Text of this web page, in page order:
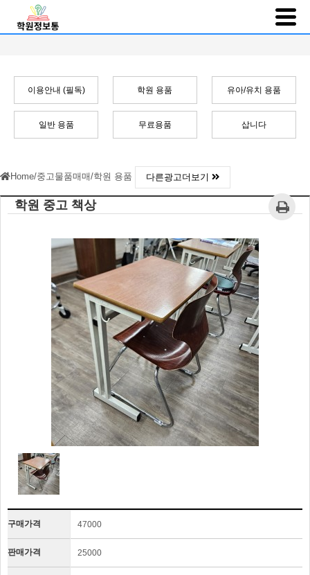
이용안내 (필독) 학원 용품 유아/유치 용품
일반 용품 무료용품 삽니다
Home/중고물품매매/학원 용품 다른광고더보기
학원 중고 책상
구매가격 47000
판매가격 25000